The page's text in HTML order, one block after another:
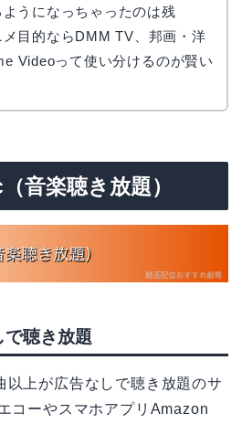
うになっちゃったのは残
目的ならDMM TV、邦画・洋
Videoって使い分けるのが賢い
音楽聴き放題）
聴き放題
上が広告なしで聴き放題のサ
コーやスマホアプリAmazon